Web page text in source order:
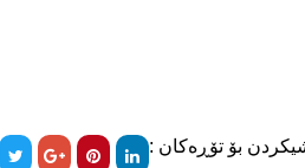
بۆ تۆڕەکان :